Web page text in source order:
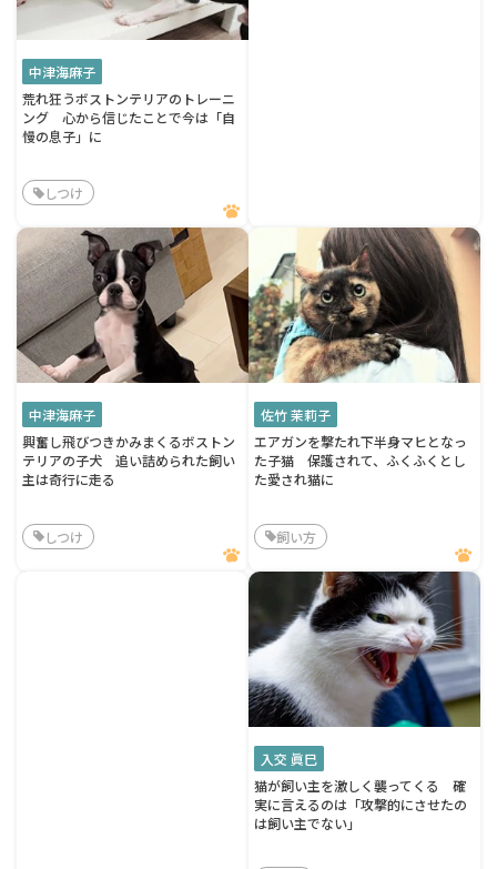
中津海麻子
荒れ狂うボストンテリアのトレーニ
ング 心から信じたことで今は「自
慢の息子」に
しつけ
中津海麻子
興奮し飛びつきかみまくるボストン
テリアの子犬 追い詰められた飼い
主は奇行に走る
しつけ
佐竹 茉莉子
エアガンを撃たれ下半身マヒとなっ
た子猫 保護されて、ふくふくとし
た愛され猫に
飼い方
入交 眞巳
猫が飼い主を激しく襲ってくる 確
実に言えるのは「攻撃的にさせたの
は飼い主でない」